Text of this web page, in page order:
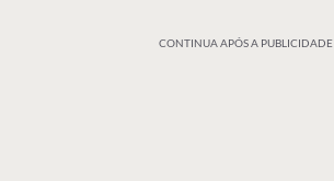
CONTINUA APÓS A PUBLICIDADE